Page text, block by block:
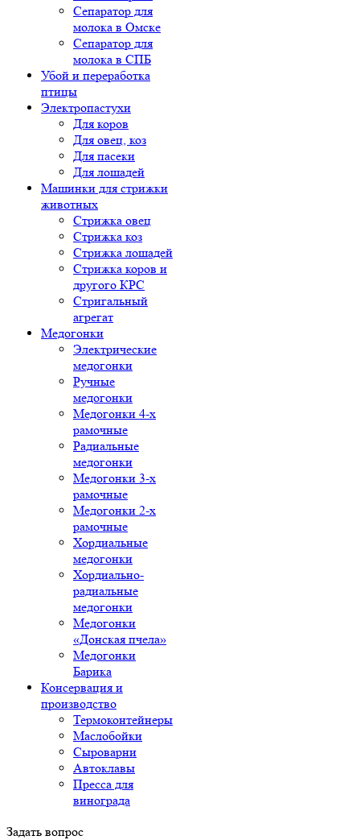
Сепаратор для
молока в Омске
Сепаратор для
молока в СПБ
Убой и переработка
птицы
Электропастухи
Для коров
Для овец, коз
Для пасеки
Для лошадей
Машинки для стрижки
животных
Стрижка овец
Стрижка коз
Стрижка лошадей
Стрижка коров и
другого КРС
Стригальный
агрегат
Медогонки
Электрические
медогонки
Ручные
медогонки
Медогонки 4-х
рамочные
Радиальные
медогонки
Медогонки 3-х
рамочные
Медогонки 2-х
рамочные
Хордиальные
медогонки
Хордиально-
радиальные
медогонки
Медогонки
«Донская пчела»
Медогонки
Барика
Консервация и
производство
Термоконтейнеры
Маслобойки
Сыроварни
Автоклавы
Пресса для
винограда
Задать вопрос